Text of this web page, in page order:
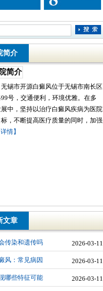
简介
市开源白癜风位于无锡市南长区
号，交通便利，环境优雅。在多
中，坚持以治疗白癜风疾病为医院
，不断提高医疗质量的同时，加强
详情】
文章
传染和遗传吗 2026-03-11
风：常见病因 2026-03-11
哪些特征可能 2026-03-11